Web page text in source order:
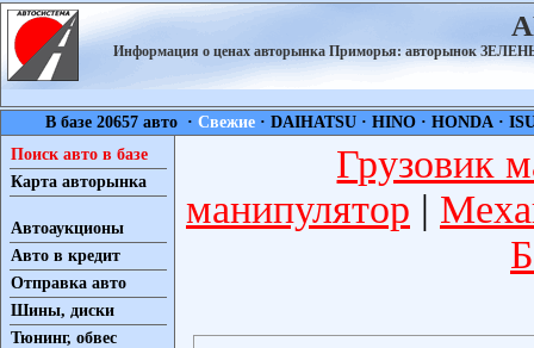
Информация о ценах авторынка Приморья: авторынок
В базе 20657 авто ·Свежие ·DAIHATSU ·HINO ·HONDA ·
Поиск авто в базе
Карта авторынка
Автоаукционы
Авто в кредит
Отправка авто
Шины, диски
Тюнинг, обвес
Грузовик
манипулятор |